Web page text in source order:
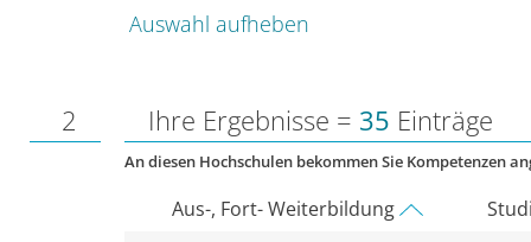
Auswahl aufheben
2 Ihre Ergebnisse = 35 Einträge
An diesen Hochschulen bekommen Sie Kompetenzen
Aus-, Fort- Weiterbildung